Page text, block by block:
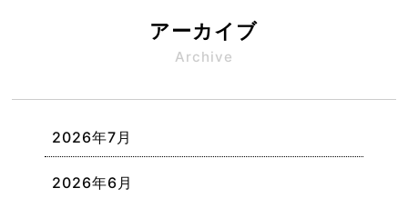
アーカイブ
Archive
2026年7月
2026年6月